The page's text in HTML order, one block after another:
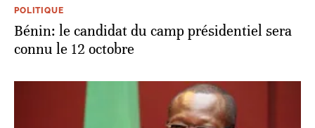
POLITIQUE
Bénin: le candidat du camp présidentiel sera
connu le 12 octobre